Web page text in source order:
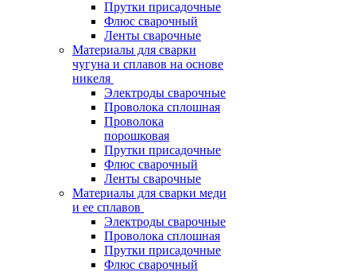
Прутки присадочные
Флюс сварочный
Ленты сварочные
Материалы для сварки
чугуна и сплавов на основе
никеля
Электроды сварочные
Проволока сплошная
Проволока
порошковая
Прутки присадочные
Флюс сварочный
Ленты сварочные
Материалы для сварки меди
и ее сплавов
Электроды сварочные
Проволока сплошная
Прутки присадочные
Флюс сварочный